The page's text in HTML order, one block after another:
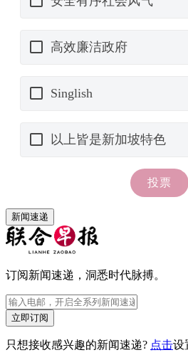
新闻速递
订阅新闻速递，洞悉时代脉搏。
立即订阅
只想接收感兴趣的新闻速递? 点击设